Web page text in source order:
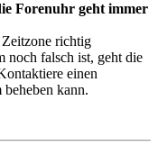
Forenuhr geht immer
richtig
noch falsch ist, geht die
einen
kann.